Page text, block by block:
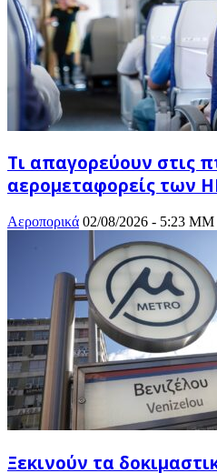
Τι απαγορεύουν στις
αερομεταφορείς των
Αεροπορικά 02/08/2026 - 5:23 ΜΜ
Ξεκινούν τα